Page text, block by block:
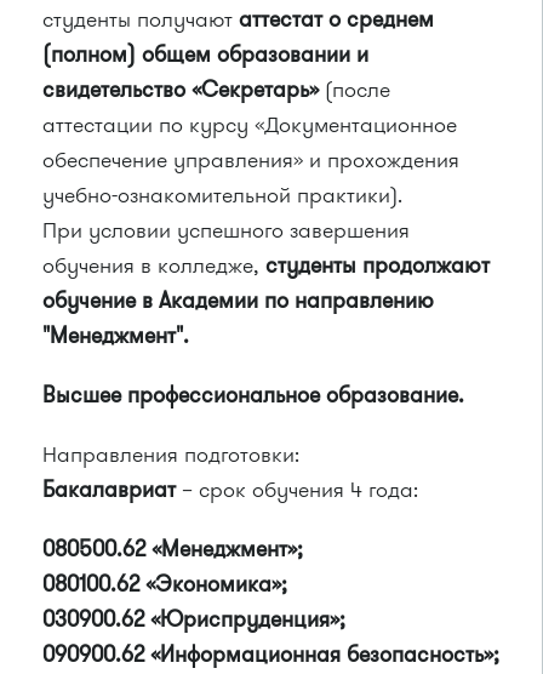
студенты получают аттестат о среднем
(полном) общем образовании и
свидетельство «Секретарь»(после
аттестации по курсу «Документационное
обеспечение управления» и прохождения
учебно-ознакомительной практики).
При условии успешного завершения
обучения в колледже, студенты продолжают
обучение в Академии по направлению
"Менеджмент".
Высшее профессиональное образование.
Направления подготовки:
Бакалавриат– срок обучения 4 года:
080500.62 «Менеджмент»;
080100.62 «Экономика»;
030900.62 «Юриспруденция»;
090900.62 «Информационная безопасность»;